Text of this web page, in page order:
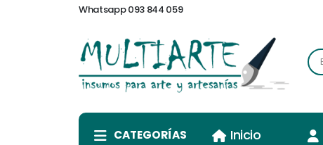
Whatsapp 093 844 059
CATEGORÍAS Inicio